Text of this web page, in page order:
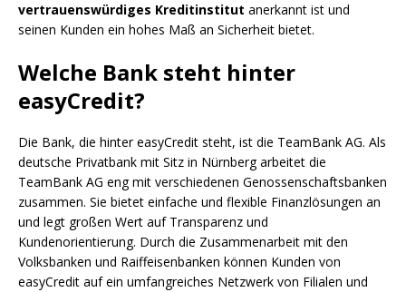
vertrauenswürdiges Kreditinstitut anerkannt ist und
seinen Kunden ein hohes Maß an Sicherheit bietet.
Welche Bank steht hinter
easyCredit?
Die Bank, die hinter easyCredit steht, ist die TeamBank AG. Als
deutsche Privatbank mit Sitz in Nürnberg arbeitet die
TeamBank AG eng mit verschiedenen Genossenschaftsbanken
zusammen. Sie bietet einfache und flexible Finanzlösungen an
und legt großen Wert auf Transparenz und
Kundenorientierung. Durch die Zusammenarbeit mit den
Volksbanken und Raiffeisenbanken können Kunden von
easyCredit auf ein umfangreiches Netzwerk von Filialen und